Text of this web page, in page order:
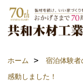
ホーム 宿泊体験者
感動しました！